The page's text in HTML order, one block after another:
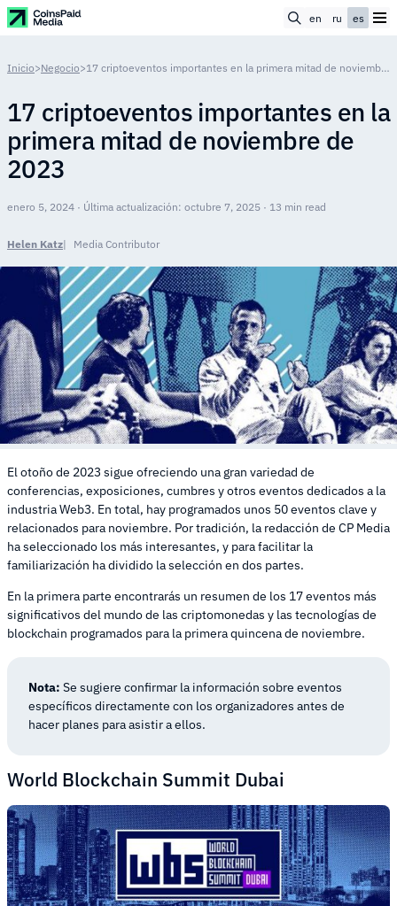
en ru es
Inicio>Negocio> 17 criptoeventos importantes en la primera mitad de noviembre de 2023
17 criptoeventos importantes en la
primera mitad de noviembre de
2023
enero 5, 2024 · Última actualización: octubre 7, 2025 · 13 min read
Helen Katz Media Contributor
El otoño de 2023 sigue ofreciendo una gran variedad de
conferencias, exposiciones, cumbres y otros eventos dedicados a la
industria Web3. En total, hay programados unos 50 eventos clave y
relacionados para noviembre. Por tradición, la redacción de CP Media
ha seleccionado los más interesantes, y para facilitar la
familiarización ha dividido la selección en dos partes.
En la primera parte encontrarás un resumen de los 17 eventos más
significativos del mundo de las criptomonedas y las tecnologías de
blockchain programados para la primera quincena de noviembre.
Nota: Se sugiere confirmar la información sobre eventos
específicos directamente con los organizadores antes de
hacer planes para asistir a ellos.
World Blockchain Summit Dubai